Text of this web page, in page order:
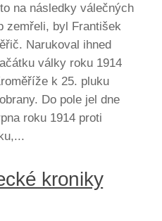
na následky válečných
zemřeli, byl František
Narukoval ihned
války roku 1914
k 25. pluku
Do pole jel dne
roku 1914 proti
kroniky